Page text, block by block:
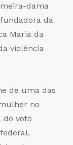
dama
da
Maria da
violência
de uma das
no
do voto